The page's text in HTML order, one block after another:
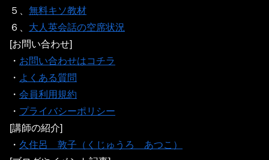
５、 無料キソ教材
６、 大人英会話の空席状況
[お問い合わせ]
・ お問い合わせはコチラ
・ よくある質問
・ 会員利用規約
・ プライバシーポリシー
[講師の紹介]
・ 久住呂 敦子（くじゅうろ あつこ）